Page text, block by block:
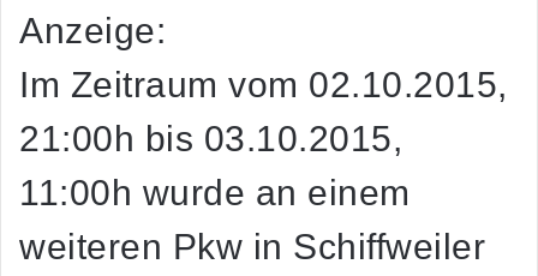
Anzeige:
Im Zeitraum vom 02.10.2015,
21:00h bis 03.10.2015,
11:00h wurde an einem
weiteren Pkw in Schiffweiler